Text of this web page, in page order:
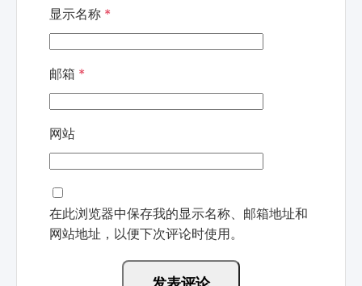
显示名称 *
邮箱 *
网站
在此浏览器中保存我的显示名称、邮箱地址和
网站地址，以便下次评论时使用。